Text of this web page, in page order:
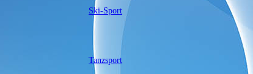
Ski-Sport
Tanzsport